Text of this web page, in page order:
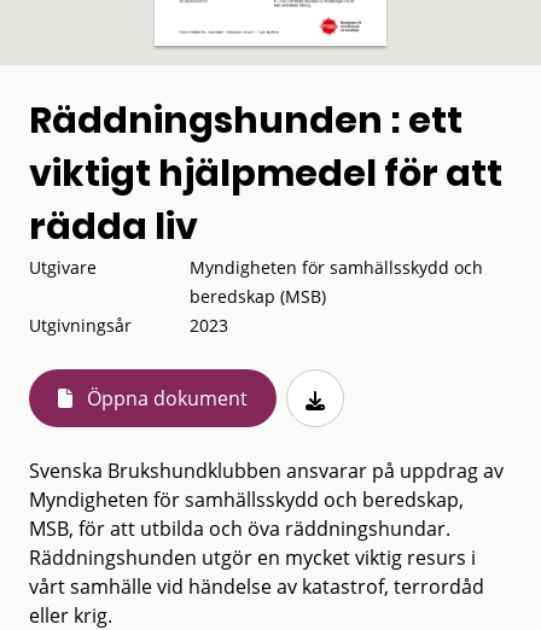
Räddningshunden : ett
viktigt hjälpmedel för att
rädda liv
Utgivare
Myndigheten för samhällsskydd och
beredskap (MSB)
Utgivningsår
2023
Öppna dokument
Svenska Brukshundklubben ansvarar på uppdrag av
Myndigheten för samhällsskydd och beredskap,
MSB, för att utbilda och öva räddningshundar.
Räddningshunden utgör en mycket viktig resurs i
vårt samhälle vid händelse av katastrof, terrordåd
eller krig.